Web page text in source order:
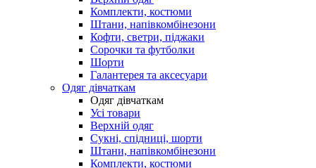
Комплекти, костюми
Штани, напівкомбінезони
Кофти, светри, піджаки
Сорочки та футболки
Шорти
Галантерея та аксесуари
Одяг дівчаткам
Одяг дівчаткам
Усі товари
Верхній одяг
Сукні, спідниці, шорти
Штани, напівкомбінезони
Комплекти, костюми